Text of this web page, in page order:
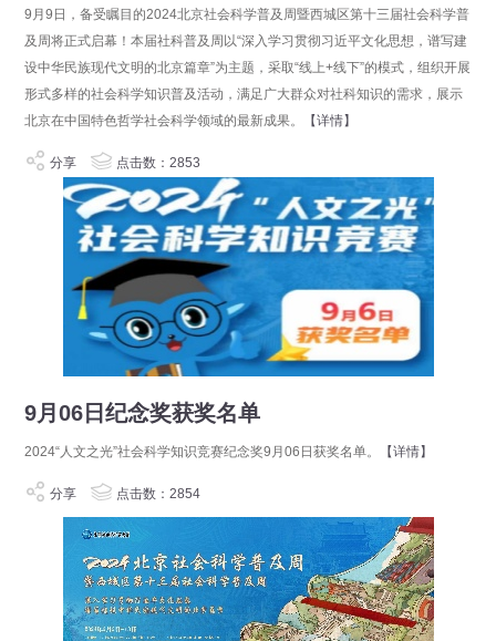
9月9日，备受瞩目的2024北京社会科学普及周暨西城区第十三届社会科学普
及周将正式启幕！本届社科普及周以“深入学习贯彻习近平文化思想，谱写建
设中华民族现代文明的北京篇章”为主题，采取“线上+线下”的模式，组织开展
形式多样的社会科学知识普及活动，满足广大群众对社科知识的需求，展示
北京在中国特色哲学社会科学领域的最新成果。
【详情】
分享 点击数：2853
9月06日纪念奖获奖名单
2024“人文之光”社会科学知识竞赛纪念奖9月06日获奖名单。 【详情】
分享 点击数：2854